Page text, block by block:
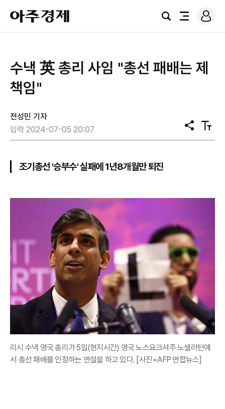
아
주
경
검
전
로
그
수낵 英 총리 사임 "총선 패배는 제
책임"
전성민 기자
입력 2024-07-05 20:07
공
유
텍
스
조기총선 '승부수' 실패에 1년8개월만 퇴진
리시 수낵 영국 총리가 5일(현지시간) 영국 노스요크셔주 노샐러턴에
서 총선 패배를 인정하는 연설을 하고 있다. [사진=AFP 연합뉴스]